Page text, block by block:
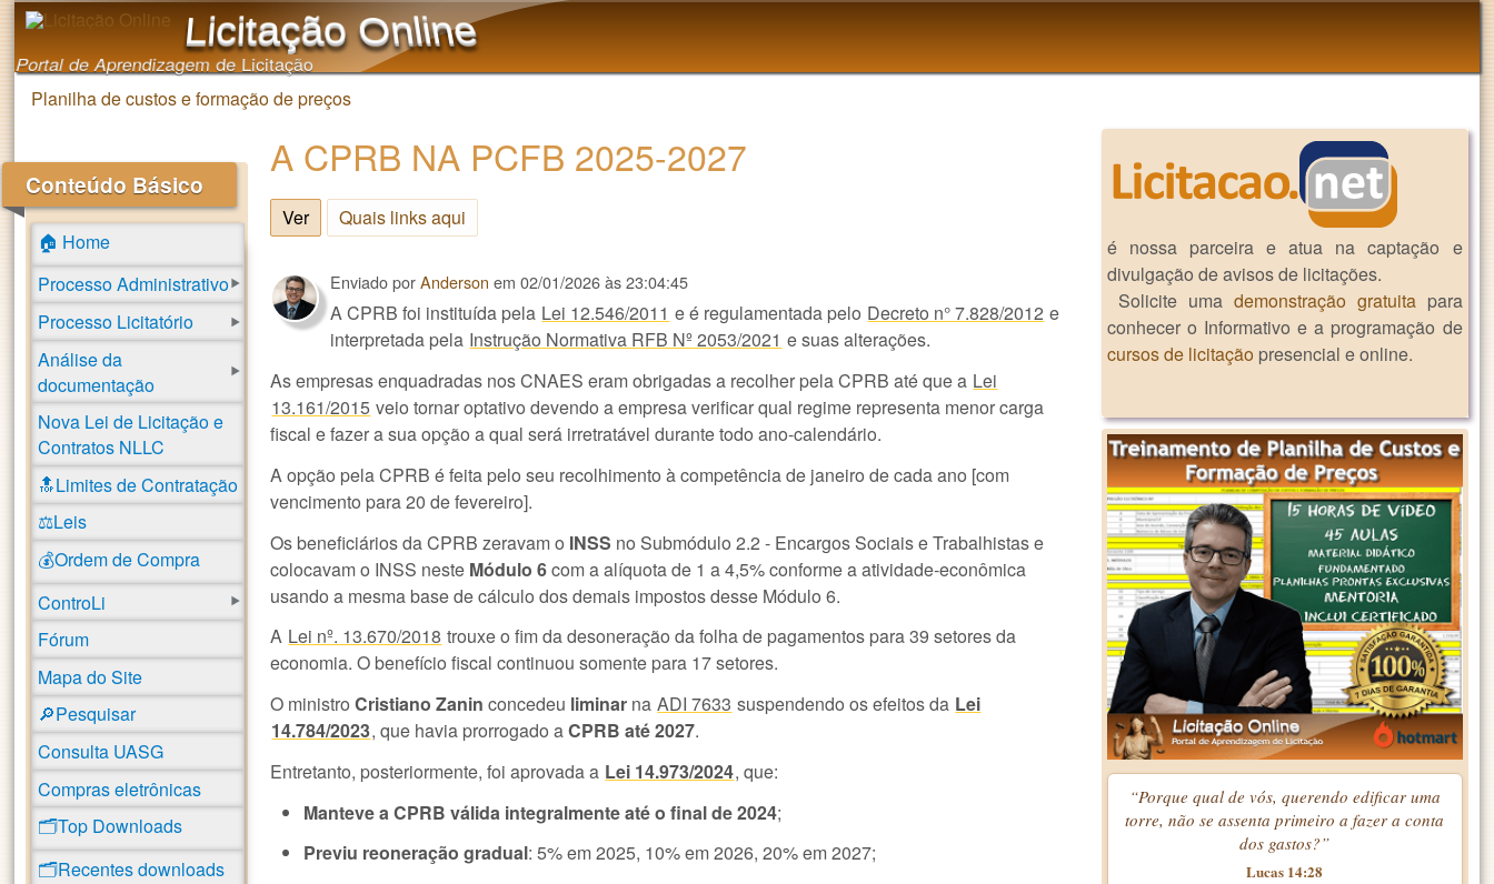
Licitação Online
Portal de Aprendizagem de Licitação
Você está aqui
Planilha de custos e formação de preços
A CPRB NA PCFB 2025-2027
Ver(aba ativa)
Quais links aqui
Enviado porAnderson em02/01/2026 às 23:04:45
A CPRB foi instituída pela Lei 12.546/2011 e é regulamentada pelo Decreto n° 7.828/2012 e
interpretada pela Instrução Normativa RFB Nº 2053/2021 e suas alterações.
As empresas enquadradas nos CNAES eram obrigadas a recolher pela CPRB até que a Lei
13.161/2015 veio tornar optativo devendo a empresa verificar qual regime representa menor carga
fiscal e fazer a sua opção a qual será irretratável durante todo ano-calendário.
A opção pela CPRB é feita pelo seu recolhimento à competência de janeiro de cada ano [com
vencimento para 20 de fevereiro].
Os beneficiários da CPRB zeravam o INSS no Submódulo 2.2 - Encargos Sociais e Trabalhistas e
colocavam o INSS neste Módulo 6com a alíquota de 1 a 4,5% conforme a atividade-econômica
usando a mesma base de cálculo dos demais impostos desse Módulo 6.
A Lei nº. 13.670/2018 trouxe o fim da desoneração da folha de pagamentos para 39 setores da
economia. O benefício fiscal continuou somente para 17 setores.
O ministroCristiano Zanin concedeu liminar na ADI 7633 suspendendo os efeitos da Lei
14.784/2023, que havia prorrogado aCPRB até 2027.
Entretanto, posteriormente, foi aprovada a Lei 14.973/2024, que:
Manteve a CPRB válida integralmente até o final de 2024;
Previu reoneração gradual: 5% em 2025, 10% em 2026, 20% em 2027;
Conteúdo Básico
🏠 Home
Processo Administrativo
Processo Licitatório
Análise da
documentação
Nova Lei de Licitação e
Contratos NLLC
🔝Limites de Contratação
⚖️Leis
💰Ordem de Compra
ControLi
Fórum
Mapa do Site
🔎Pesquisar
Consulta UASG
Compras eletrônicas
🗂️Top Downloads
🗂️Recentes downloads
é nossa parceira e atua na captação e
divulgação de avisos de licitações.
Solicite uma demonstração gratuitapara
conhecer o Informativo e a programação de
cursos de licitação presencial e online.
“Porque qual de vós, querendo edificar uma
torre, não se assenta primeiro a fazer a conta
dos gastos?”
Lucas 14:28